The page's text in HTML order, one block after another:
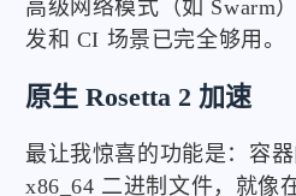
高级网络模式（如 Swarm
发和 CI 场景已完全够用。
原生 Rosetta 2 加速
最让我惊喜的功能是：容
x86_64 二进制文件，就像